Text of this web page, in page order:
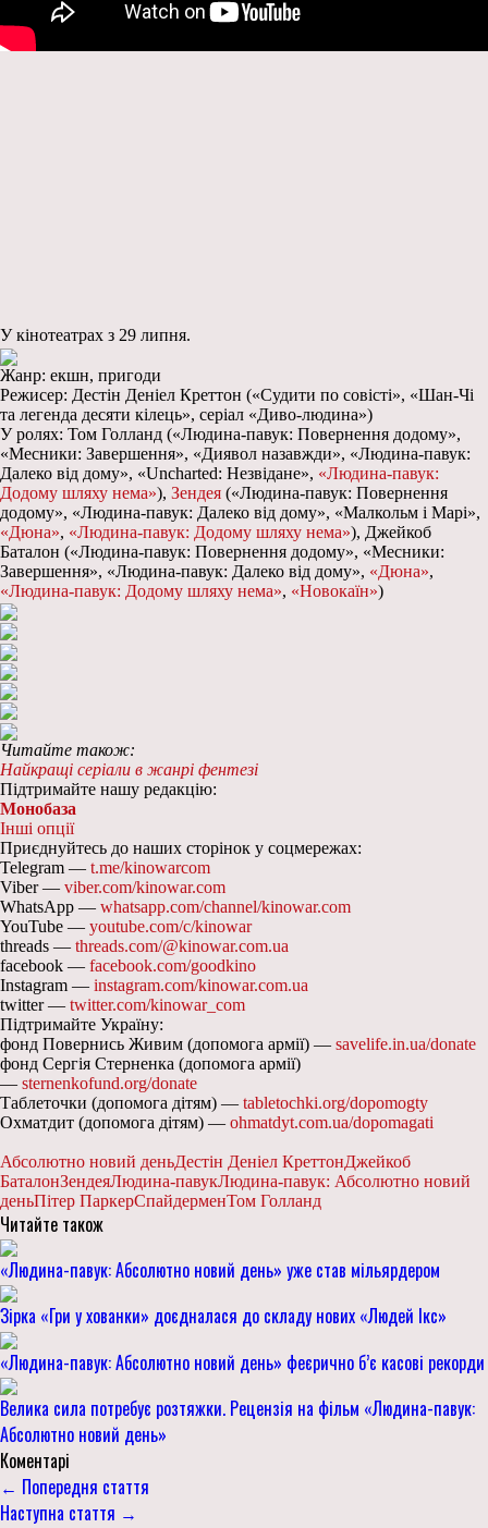
У кінотеатрах з 29 липня.
Жанр: екшн, пригоди
Режисер: Дестін Деніел Креттон («Судити по совісті», «Шан-Чі
та легенда десяти кілець», серіал «Диво-людина»)
У ролях: Том Голланд («Людина-павук: Повернення додому»,
«Месники: Завершення», «Диявол назавжди», «Людина-павук:
Далеко від дому», «Uncharted: Незвідане», «Людина-павук:
Додому шляху нема»), Зендея («Людина-павук: Повернення
додому», «Людина-павук: Далеко від дому», «Малкольм і Марі»,
«Дюна», «Людина-павук: Додому шляху нема»), Джейкоб
Баталон («Людина-павук: Повернення додому», «Месники:
Завершення», «Людина-павук: Далеко від дому», «Дюна»,
«Людина-павук: Додому шляху нема», «Новокаїн»)
Читайте також:
Найкращі серіали в жанрі фентезі
Підтримайте нашу редакцію:
Монобаза
Інші опції
Приєднуйтесь до наших сторінок у соцмережах:
Telegram — t.me/kinowarcom
Viber — viber.com/kinowar.com
WhatsApp — whatsapp.com/channel/kinowar.com
YouTube — youtube.com/c/kinowar
threads — threads.com/@kinowar.com.ua
facebook — facebook.com/goodkino
Instagram — instagram.com/kinowar.com.ua
twitter — twitter.com/kinowar_com
Підтримайте Україну:
фонд Повернись Живим (допомога армії) — savelife.in.ua/donate
фонд Сергія Стерненка (допомога армії)
— sternenkofund.org/donate
Таблеточки (допомога дітям) — tabletochki.org/dopomogty
Охматдит (допомога дітям) — ohmatdyt.com.ua/dopomagati
Абсолютно новий деньДестін Деніел КреттонДжейкоб
БаталонЗендеяЛюдина-павукЛюдина-павук: Абсолютно новий
деньПітер ПаркерСпайдерменТом Голланд
Читайте також
«Людина-павук: Абсолютно новий день» уже став мільярдером
Зірка «Гри у хованки» доєдналася до складу нових «Людей Ікс»
«Людина-павук: Абсолютно новий день» феєрично б’є касові рекорди
Велика сила потребує розтяжки. Рецензія на фільм «Людина-павук:
Абсолютно новий день»
Коментарі
← Попередня стаття
Наступна стаття →